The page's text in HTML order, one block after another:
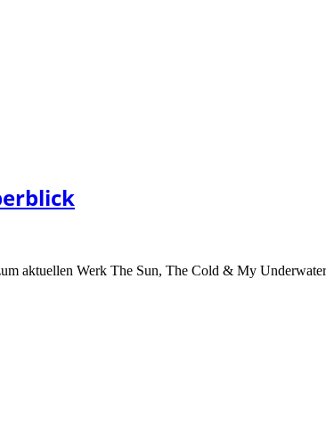
aktuellen Werk The Sun, The Cold & My